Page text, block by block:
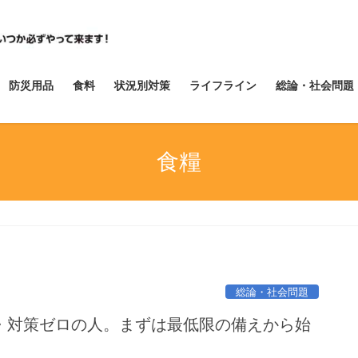
防災用品 食料 状況別対策 ライフライン 総論・社会問題
食糧
総論・社会問題
対策ゼロの人。まずは最低限の備えから始